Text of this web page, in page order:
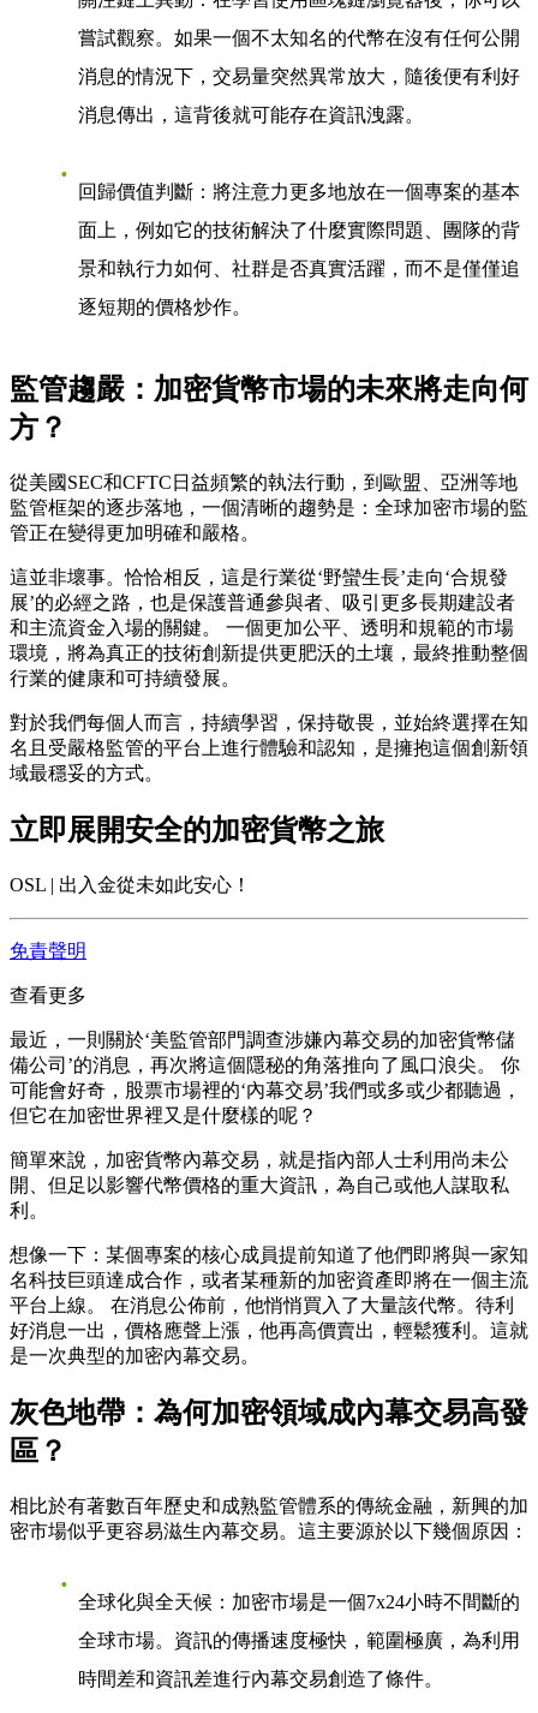
嘗試觀察。如果一個不太知名的代幣在沒有任何公開
消息的情況下，交易量突然異常放大，隨後便有利好
消息傳出，這背後就可能存在資訊洩露。
回歸價值判斷 ：將注意力更多地放在一個專案的基本
面上，例如它的技術解決了什麼實際問題、團隊的背
景和執行力如何、社群是否真實活躍，而不是僅僅追
逐短期的價格炒作。
監管趨嚴：加密貨幣市場的未來將走向何
方？
從美國SEC和CFTC日益頻繁的執法行動，到歐盟、亞洲等地
監管框架的逐步落地，一個清晰的趨勢是：全球加密市場的監
管正在變得更加明確和嚴格。
這並非壞事。恰恰相反，這是行業從‘野蠻生長’走向‘合規發
展’的必經之路，也是保護普通參與者、吸引更多長期建設者
和主流資金入場的關鍵。 一個更加公平、透明和規範的市場
環境，將為真正的技術創新提供更肥沃的土壤，最終推動整個
行業的健康和可持續發展。
對於我們每個人而言，持續學習，保持敬畏，並始終選擇在知
名且受嚴格監管的平台上進行體驗和認知，是擁抱這個創新領
域最穩妥的方式。
立即展開安全的加密貨幣之旅
OSL | 出入金從未如此安心！
免責聲明
查看更多
最近，一則關於‘美監管部門調查涉嫌內幕交易的加密貨幣儲
備公司’的消息，再次將這個隱秘的角落推向了風口浪尖。 你
可能會好奇，股票市場裡的‘內幕交易’我們或多或少都聽過，
但它在加密世界裡又是什麼樣的呢？
簡單來說，加密貨幣內幕交易，就是指內部人士利用尚未公
開、但足以影響代幣價格的重大資訊，為自己或他人謀取私
利。
想像一下：某個專案的核心成員提前知道了他們即將與一家知
名科技巨頭達成合作，或者某種新的加密資產即將在一個主流
平台上線。 在消息公佈前，他悄悄買入了大量該代幣。待利
好消息一出，價格應聲上漲，他再高價賣出，輕鬆獲利。這就
是一次典型的加密內幕交易。
灰色地帶：為何加密領域成內幕交易高發
區？
相比於有著數百年歷史和成熟監管體系的傳統金融，新興的加
密市場似乎更容易滋生內幕交易。這主要源於以下幾個原因：
全球化與全天候 ：加密市場是一個7x24小時不間斷的
全球市場。資訊的傳播速度極快，範圍極廣，為利用
時間差和資訊差進行內幕交易創造了條件。